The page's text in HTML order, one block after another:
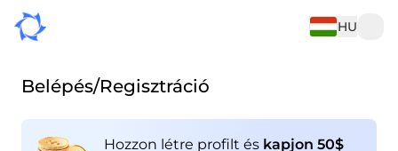
HU
Belépés/Regisztráció
Hozzon létre profilt és kapjon 50$